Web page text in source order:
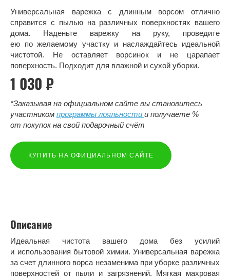
Универсальная варежка с длинным ворсом отлично
справится с пылью на различных поверхностях вашего
дома. Наденьте варежку на руку, проведите
ею по желаемому участку и наслаждайтесь идеальной
чистотой. Не оставляет ворсинок и не царапает
поверхность. Подходит для влажной и сухой уборки.
1 030 ₽
*Заказывая на официальном сайте вы становитесь
участником программы лояльности и получаете %
от покупок на свой подарочный счёт
КУПИТЬ НА ОФИЦИАЛЬНОМ САЙТЕ
Описание
Идеальная чистота вашего дома без усилий
и использования бытовой химии. Универсальная варежка
за счет длинного ворса незаменима при уборке различных
поверхностей от пыли и загрязнений. Мягкая махровая